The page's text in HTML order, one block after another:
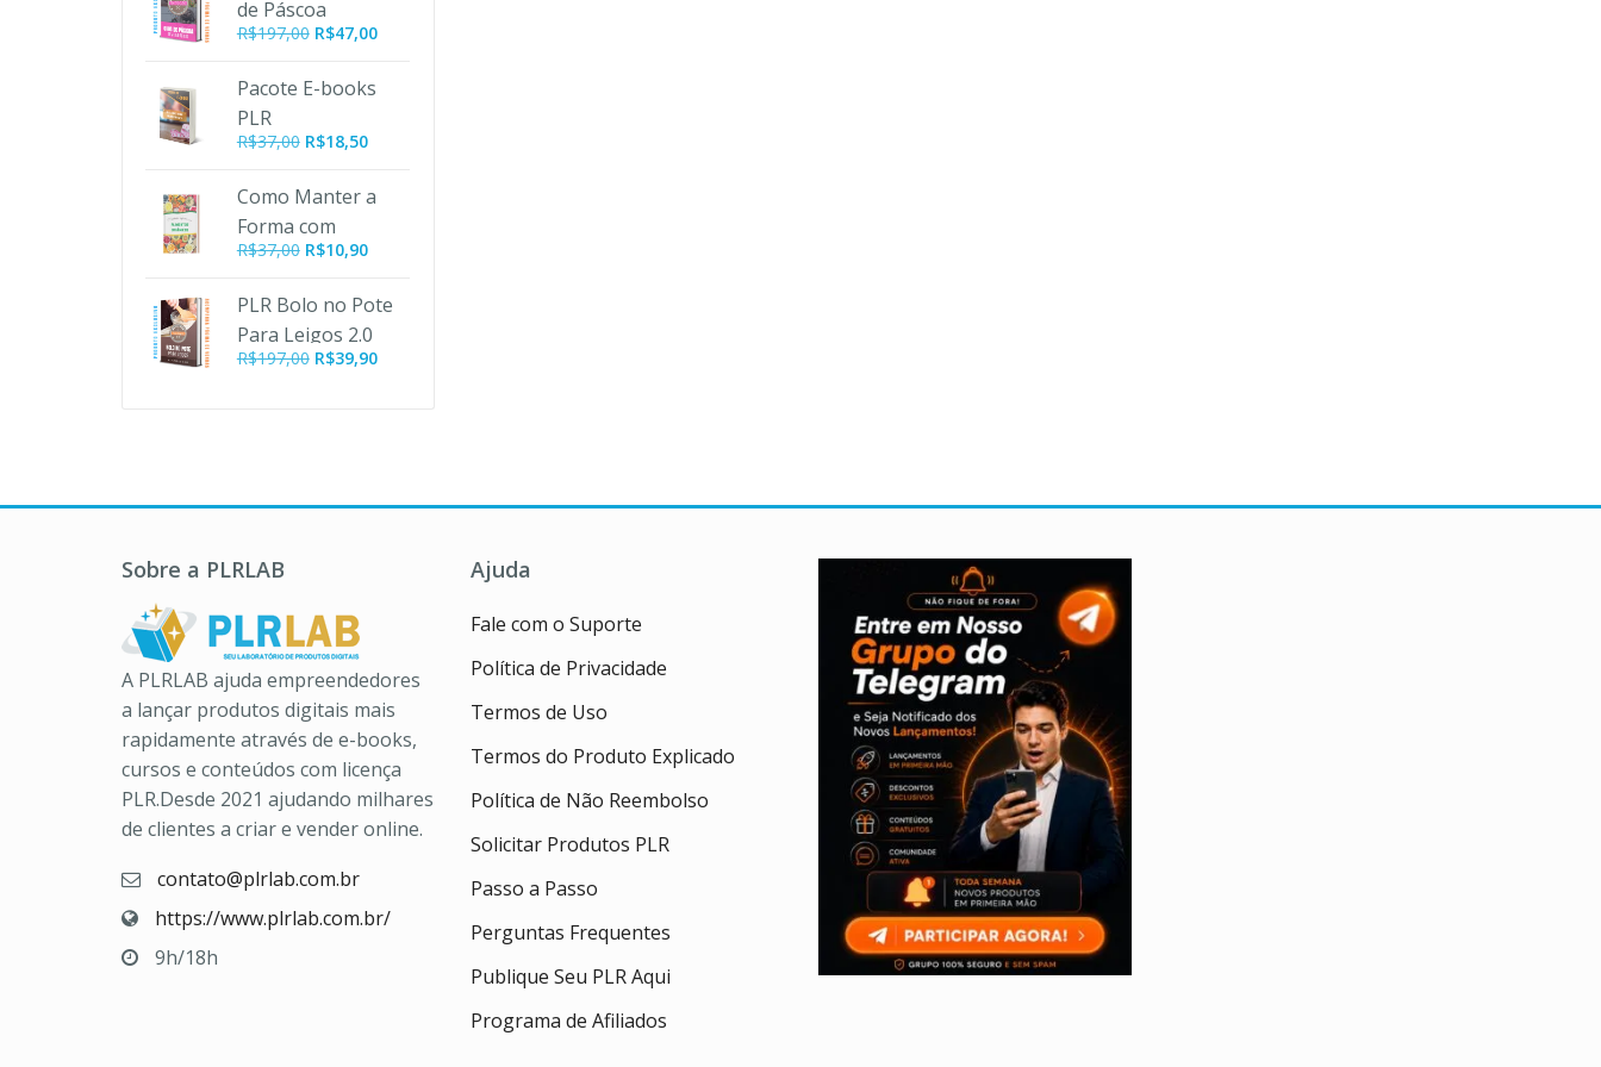
R$197,00.R$47,00.
de Páscoa
R$197,00 O
original
R$197,00.
R$47,00O
Pacote E-books
PLR
Emagrecimento
R$37,00 R$18,50
Como Manter a
Forma com
Alimentos
R$37,00 O
original
era:
R$37,00.
R$10,90O
atual
é:
R$10,90.
PLR Bolo no Pote
Para Leigos 2.0
R$197,00 O
R$39,90O
Sobre a PLRLAB
A PLRLAB ajuda empreendedores
a lançar produtos digitais mais
rapidamente através de e-books,
cursos e conteúdos com licença
PLR.Desde 2021 ajudando milhares
de clientes a criar e vender online.
contato@plrlab.com.br
https://www.plrlab.com.br/
9h/18h
Ajuda
Fale com o Suporte
Política de Privacidade
Termos de Uso
Termos do Produto Explicado
Política de Não Reembolso
Solicitar Produtos PLR
Passo a Passo
Perguntas Frequentes
Publique Seu PLR Aqui
Programa de Afiliados